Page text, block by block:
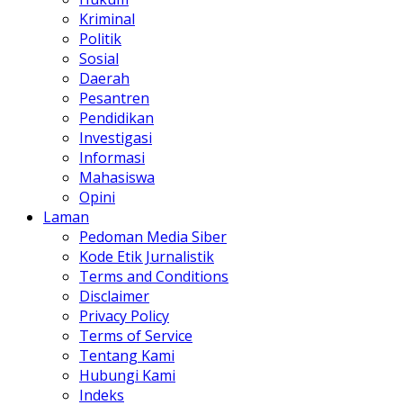
Kriminal
Politik
Sosial
Daerah
Pesantren
Pendidikan
Investigasi
Informasi
Mahasiswa
Opini
Laman
Pedoman Media Siber
Kode Etik Jurnalistik
Terms and Conditions
Disclaimer
Privacy Policy
Terms of Service
Tentang Kami
Hubungi Kami
Indeks